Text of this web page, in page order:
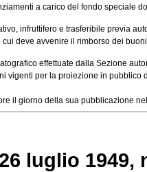
a carico del fondo speciale
infruttifero e trasferibile previa
deve avvenire il rimborso dei
effettuate dalla Sezione
per la proiezione in pubblico
il giorno della sua pubblicazione
luglio 1949,